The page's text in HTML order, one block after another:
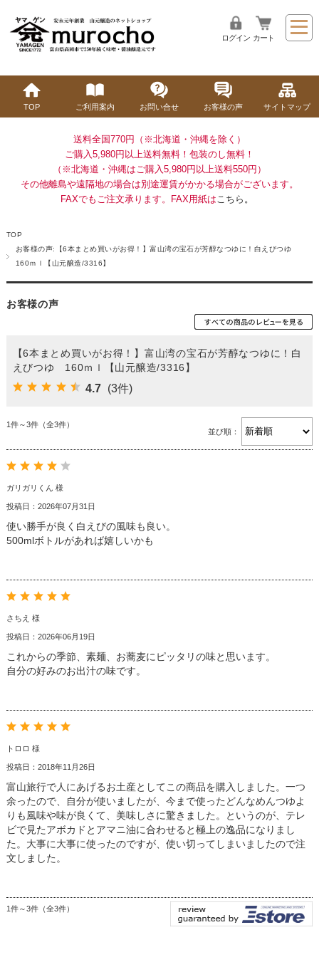
ログイン カート
TOP ご利用案内 お問い合せ お客様の声 サイトマップ
送料全国770円（※北海道・沖縄を除く）
ご購入5,980円以上送料無料！ 包装のし無料！
（※北海道・沖縄はご購入5,980円以上送料550円）
その他離島や遠隔地の場合は別途運賃がかかる場合がございます。
FAXでもご注文承ります。FAX用紙は こちら 。
TOP
お客様の声:【6本まとめ買いがお得！】富山湾の宝石が芳醇なつゆに！白えびつゆ
160ｍｌ【山元醸造/3316】
お客様の声
【6本まとめ買いがお得！】富山湾の宝石が芳醇なつゆに！白
えびつゆ 160ｍｌ【山元醸造/3316】
4.7 (3件)
1件～3件（全3件）
並び順：
ガリガリくん 様
投稿日：2026年07月31日
使い勝手が良く白えびの風味も良い。
500mlボトルがあれば嬉しいかも
さちえ 様
投稿日：2026年06月19日
これからの季節、素麺、お蕎麦にピッタリの味と思います。
自分の好みのお出汁の味です。
トロロ 様
投稿日：2018年11月26日
富山旅行で人にあげるお土産としてこの商品を購入しました。一つ
余ったので、自分が使いましたが、今まで使ったどんなめんつゆよ
りも風味や味が良くて、美味しさに驚きました。というのが、テレ
ビで見たアボカドとアマニ油に合わせると極上の逸品になりまし
た。大事に大事に使ったのですが、使い切ってしまいましたので注
文しました。
1件～3件（全3件）